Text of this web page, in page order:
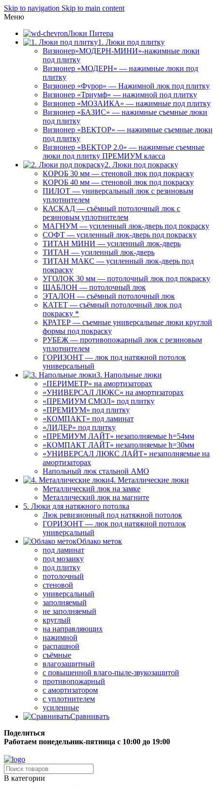
Skip to navigation Skip to main content
Меню
Люки Питера
1. Люки под плитку
Визионер»МОДЕРН-МИНИ»-нажимные люки
под плитку
Визионер «МОДЕРН» — нажимные люки под
плитку
Визионер «Фурор» — Нажимной люк под плитку
Визионер «Триумф» — нажимной под плитку
Визионер «МОЗАИКА» — нажимные под плитку
Визионер «БАЗИС» — нажимные съемные люки
под плитку
Визионер «ВЕКТОР» — нажимные съемные люки
под плитку
Визионер «ВЕКТОР 2.0» — нажимные съемные
люки под плитку ПРЕМИУМ класса
2. Люки под покраску
КОРОБ 30 мм — стеновой люк под покраску
КОРОБ 40 мм — стеновой люк под покраску
ПИЛОТ — универсальный люк с резиновым
уплотнителем
КАСКАД — съёмный потолочный люк с
резиновым уплотнителем
МАГНУМ — усиленный люк-дверь под покраску
СОФТ — усиленный люк-дверь под покраску
ТИТАН МИНИ — усиленный люк-дверь
ТИТАН — усиленный люк-дверь
ТИТАН МАКС — усиленный люк-дверь под
покраску
УГОЛОК 30 мм — потолочный люк под покраску
ШАБЛОН — потолочный люк
ЭТАЛОН — съёмный потолочный люк
КАТЕТ — съёмный потолочный люк под
покраску *
КРАТЕР — съемные универсальные люки круглой
формы под покраску
РУБЕЖ — противопожарный люк с резиновым
уплотнителем
ГОРИЗОНТ — люк под натяжной потолок
универсальный
3. Напольные люки
«ПЕРИМЕТР» на амортизаторах
«УНИВЕРСАЛ ЛЮКС» на амортизаторах
«ПРЕМИУМ СМОЛ» под плитку
«ПРЕМИУМ» под плитку
«КОМПАКТ» под ламинат
«ЛИДЕР» под плитку
«ПРЕМИУМ ЛАЙТ» незаполняемые h=54мм
«КОМПАКТ ЛАЙТ» незаполняемые h=30мм
«УНИВЕРСАЛ ЛЮКС ЛАЙТ» незаполняемые на
амортизаторах
Напольный люк стальной АМО
4. Металлические люки
Металлический люк на замке
Металлический люк на магните
5. Люки для натяжного потолка
Люк ревизионный под натяжной потолок
ГОРИЗОНТ — люк под натяжной потолок
универсальный
Облако меток
под ламинат
под мозаику
под плитку
потолочный
стеновой
универсальный
заполняемый
не заполняемый
круглый
на направляющих
нажимной
распашной
съёмные
влагозащитный
с повышенной влаго-пыле-звукозащитой
противопожарный
с амортизатором
с уплотнителем
усиленные
Сравнивать
Поделиться
Работаем понедельник-пятница с 10:00 до 19:00
В категории